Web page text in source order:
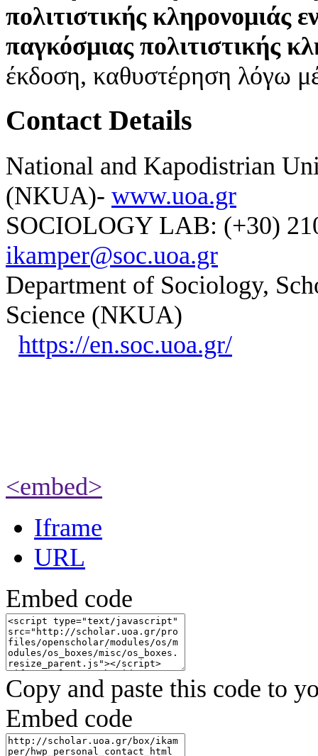
πολιτιστικής κληρονομιάς
παγκόσμιας πολιτιστικής
έκδοση, καθυστέρηση λόγω
Contact Details
National and Kapodistrian
(NKUA)- www.uoa.gr
SOCIOLOGY LAB: (+30)
ikamper@soc.uoa.gr
Department of Sociology,
Science (NKUA)
https://en.soc.uoa.gr/
<embed>
Iframe
URL
Embed code
Copy and paste this code to
Embed code